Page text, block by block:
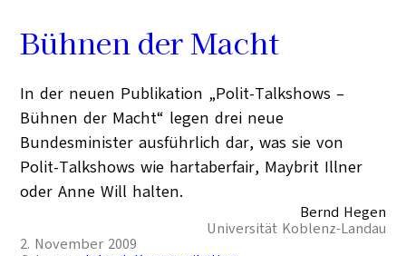
Bühnen der Macht
In der neuen Publikation „Polit-Talkshows –
Bühnen der Macht“ legen drei neue
Bundesminister ausführlich dar, was sie von
Polit-Talkshows wie hartaberfair, Maybrit Illner
oder Anne Will halten.
Bernd Hegen
Universität Koblenz-Landau
2. November 2009